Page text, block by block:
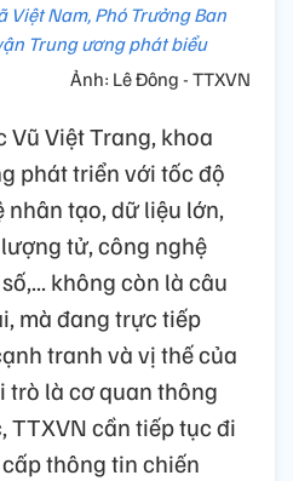
Việt Nam, Phó Trưởng Ban
Trung ương phát biểu
Ảnh: Lê Đông - TTXVN
Vũ Việt Trang, khoa
phát triển với tốc độ
tạo, dữ liệu lớn,
tử, công nghệ
không còn là câu
mà đang trực tiếp
tranh và vị thế của
trò là cơ quan thông
TTXVN cần tiếp tục đi
thông tin chiến